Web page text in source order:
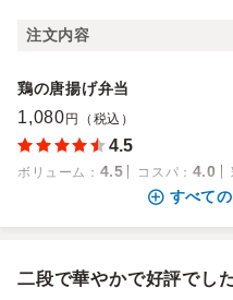
注文内容
鶏の唐揚げ弁当
1,080 円（税込）
4.5
ボリューム ： 4.5 コスパ ： 4.0
すべて
二段で華やかで好評でし